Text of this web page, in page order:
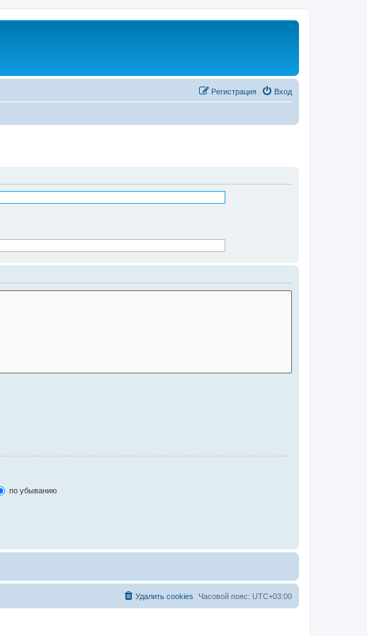
Вход
Регистрация
по убыванию
Часовой пояс: UTC+03:00
Удалить cookies